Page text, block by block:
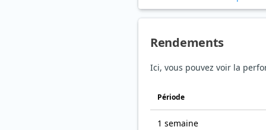
Rendements
Ici, vous pouvez voir la
Période
1 semaine